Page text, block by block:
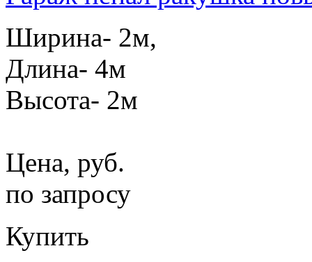
Ширина- 2м,
Длина- 4м
Высота- 2м
Цена, руб.
по запросу
Купить